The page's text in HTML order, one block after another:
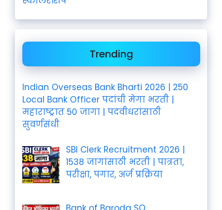
Trending
Indian Overseas Bank Bharti 2026 | 250
Local Bank Officer पदांची मेगा भरती |
महाराष्ट्रात 50 जागा | पदवीधरांसाठी
सुवर्णसंधी
SBI Clerk Recruitment 2026 |
1538 जागांसाठी भरती | पात्रता,
परीक्षा, पगार, अर्ज प्रक्रिया